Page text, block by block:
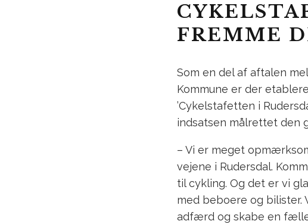
FREMME
Som en del af aftalen
Kommune er der
’Cykelstafetten i
indsatsen målrettet den
– Vi er meget
vejene i Rudersdal.
til cykling. Og det er vi
med beboere og bilister.
adfærd og skabe en